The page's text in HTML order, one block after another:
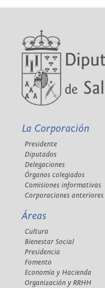
La Corporación
Presidente
Diputados
Delegaciones
Órganos colegiados
Comisiones informativas
Corporaciones anteriores
Áreas
Cultura
Bienestar Social
Presidencia
Fomento
Economía y Hacienda
Organización y RRHH